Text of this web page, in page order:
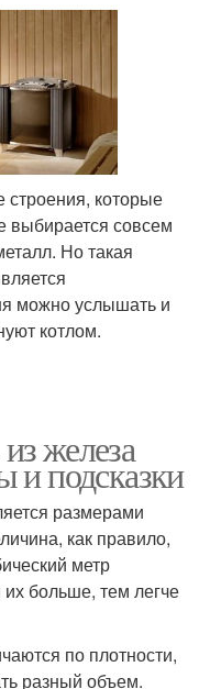
строения, которые
выбирается совсем
Но такая
можно услышать и
котлом.
железа
и подсказки
размерами
как правило,
метр
больше, тем легче
по плотности,
разный объем.